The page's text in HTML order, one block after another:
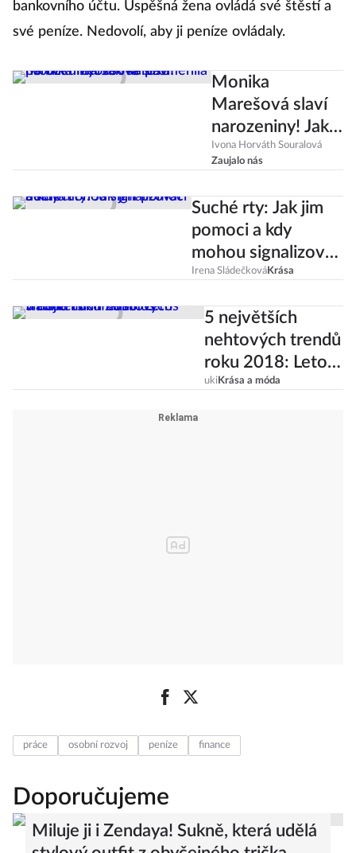
Monika
Marešová slaví
narozeniny! Jak
se proměnila po
Mareše?
Ivona Horváth Souralová
Zaujalo nás
Suché rty: Jak jim
pomoci a kdy
mohou signalizovat
Irena SládečkováKrása
5 největších
nehtových trendů
roku 2018: Letos
ukiKrása a móda
práce osobní rozvoj peníze finance
Doporučujeme
Miluje ji i Zendaya! Sukně, která udělá